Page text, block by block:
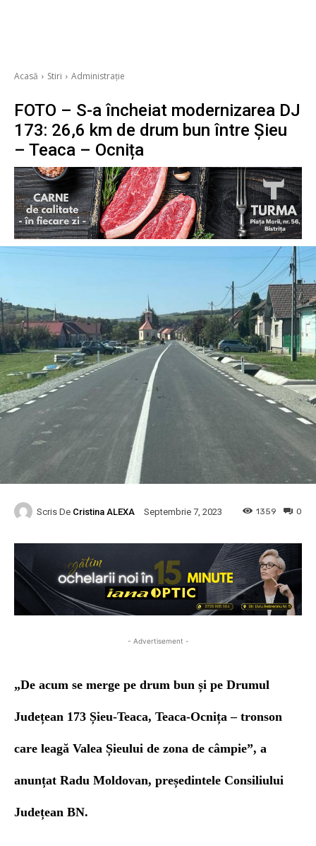
Acasă Stiri Administrație
FOTO – S-a încheiat modernizarea DJ
173: 26,6 km de drum bun între Șieu
– Teaca – Ocnița
Scris De Cristina ALEXA Septembrie 7, 2023 0
1359
- Advertisement -
„De acum se merge pe drum bun și pe Drumul
Județean 173 Șieu-Teaca, Teaca-Ocnița – tronson
care leagă Valea Șieului de zona de câmpie”, a
anunțat Radu Moldovan, președintele Consiliului
Județean BN.